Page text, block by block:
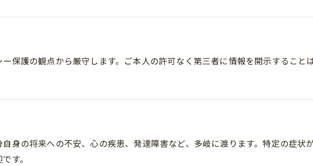
保護の観点から厳守します。ご本人の許可なく第三者に情報を開示すること
身の将来への不安、心の疾患、発達障害など、多岐に渡ります。特定の症状
す。